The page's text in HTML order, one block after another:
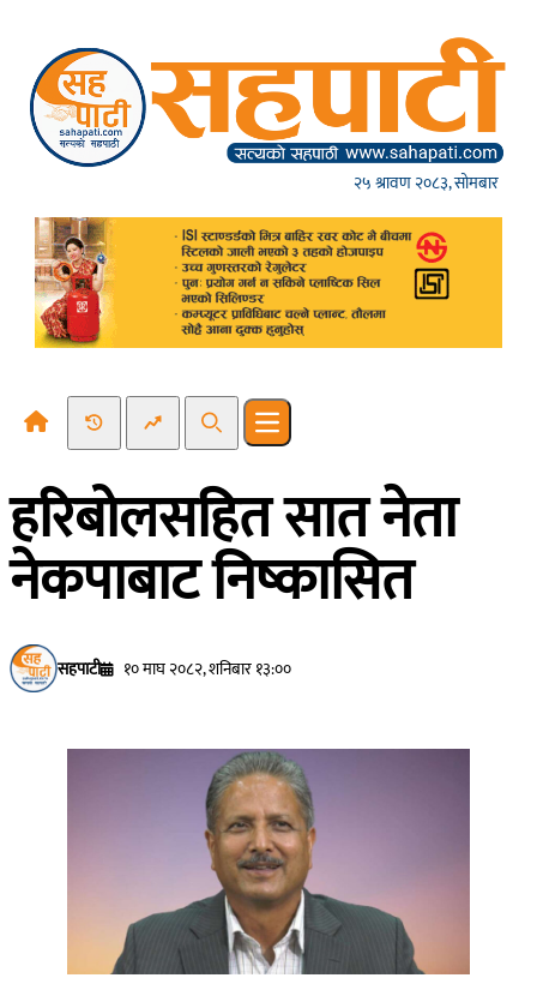
२५ श्रावण २०८३, सोमबार
Recent NewsTrending News
SearchOpen main menu
हरिबोलसहित सात नेता
नेकपाबाट निष्कासित
सहपाटी १० माघ २०८२, शनिबार १३:००